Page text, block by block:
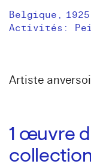
Belgique , 1925
Activités:
Artiste
1 œuvre
collection